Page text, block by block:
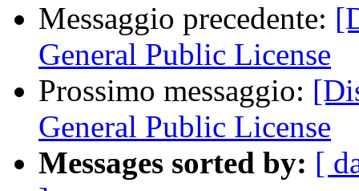
Messaggio precedente:
General Public License
Prossimo messaggio:
General Public License
Messages sorted by: [